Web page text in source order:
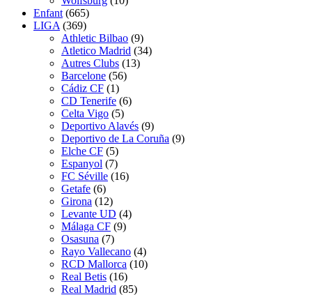
Enfant (665)
LIGA (369)
Athletic Bilbao (9)
Atletico Madrid (34)
Autres Clubs (13)
Barcelone (56)
Cádiz CF (1)
CD Tenerife (6)
Celta Vigo (5)
Deportivo Alavés (9)
Deportivo de La Coruña (9)
Elche CF (5)
Espanyol (7)
FC Séville (16)
Getafe (6)
Girona (12)
Levante UD (4)
Málaga CF (9)
Osasuna (7)
Rayo Vallecano (4)
RCD Mallorca (10)
Real Betis (16)
Real Madrid (85)